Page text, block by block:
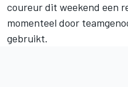
coureur dit weekend een
momenteel door
gebruikt.